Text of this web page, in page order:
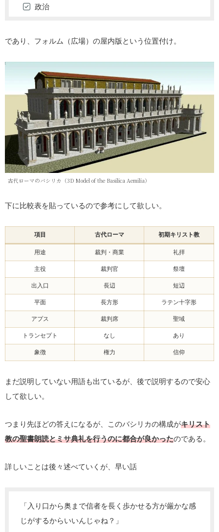
政治
であり、フォルム（広場）の屋内版という位置付け。
古代ローマのバシリカ（3D Model of the Basilica Aemilia）
下に比較表を貼っているので参考にして欲しい。
項目 古代ローマ 初期キリスト教
用途 裁判・商業 礼拝
主役 裁判官 祭壇
出入口 長辺 短辺
平面 長方形 ラテン十字形
アプス 裁判席 聖域
トランセプト なし あり
象徴 権力 信仰
まだ説明していない用語も出ているが、後で説明するので安心
して欲しい。
つまり先ほどの答えになるが、このバシリカの構成がキリスト
教の聖書朗読とミサ典礼を行うのに都合が良かったのである。
詳しいことは後々述べていくが、早い話
「入り口から奥まで信者を長く歩かせる方が厳かな感
じがするからいいんじゃね？」